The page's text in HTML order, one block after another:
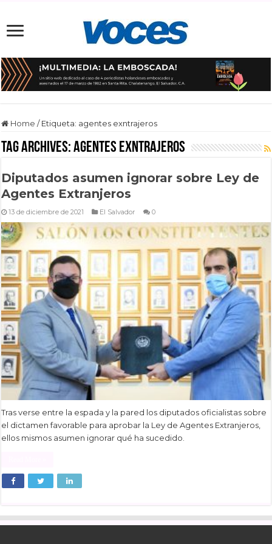
Home / Etiqueta: agentes exntrajeros
Tag Archives:agentes exntrajeros
Diputados asumen ignorar sobre Ley de
Agentes Extranjeros
13 de diciembre de 2021 El Salvador 0
Tras verse entre la espada y la pared los diputados oficialistas sobre
el dictamen favorable para aprobar la Ley de Agentes Extranjeros,
ellos mismos asumen ignorar qué ha sucedido.